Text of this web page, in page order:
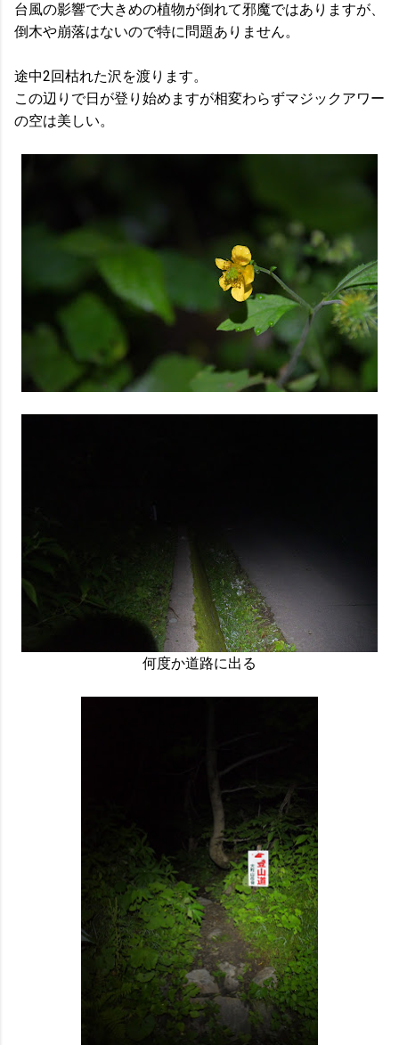
台風の影響で大きめの植物が倒れて邪魔ではありますが、
倒木や崩落はないので特に問題ありません。
途中2回枯れた沢を渡ります。
この辺りで日が登り始めますが相変わらずマジックアワー
の空は美しい。
何度か道路に出る